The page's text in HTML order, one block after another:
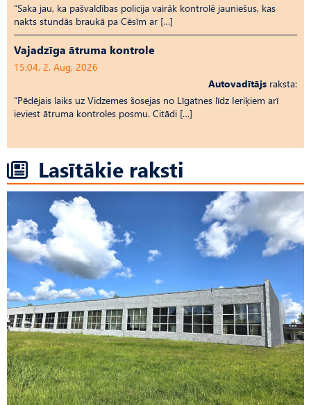
“Saka jau, ka pašvaldības policija vairāk kontrolē jauniešus, kas
nakts stundās braukā pa Cēsīm ar […]
Vajadzīga ātruma kontrole
15:04, 2. Aug, 2026
Autovadītājs raksta:
“Pēdējais laiks uz Vid­ze­mes šosejas no Līgatnes līdz Ieriķiem arī
ieviest ātruma kontroles posmu. Citādi […]
Lasītākie raksti